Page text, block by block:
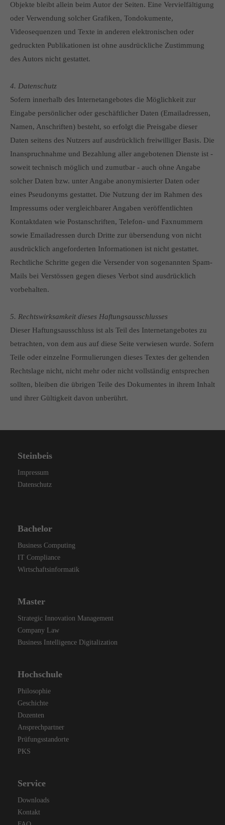
Objekte bleibt allein beim Autor der Seiten. Eine Vervielfältigung
oder Verwendung solcher Grafiken, Tondokumente,
Videosequenzen und Texte in anderen elektronischen oder
gedruckten Publikationen ist ohne ausdrückliche Zustimmung
des Autors nicht gestattet.
4. Datenschutz
Sofern innerhalb des Internetangebotes die Möglichkeit zur
Eingabe persönlicher oder geschäftlicher Daten (Emailadressen,
Namen, Anschriften) besteht, so erfolgt die Preisgabe dieser
Daten seitens des Nutzers auf ausdrücklich freiwilliger Basis. Die
Inanspruchnahme und Bezahlung aller angebotenen Dienste ist -
soweit technisch möglich und zumutbar - auch ohne Angabe
solcher Daten bzw. unter Angabe anonymisierter Daten oder
eines Pseudonyms gestattet. Die Nutzung der im Rahmen des
Impressums oder vergleichbarer Angaben veröffentlichten
Kontaktdaten wie Postanschriften, Telefon- und Faxnummern
sowie Emailadressen durch Dritte zur übersendung von nicht
ausdrücklich angeforderten Informationen ist nicht gestattet.
Rechtliche Schritte gegen die Versender von sogenannten Spam-
Mails bei Verstössen gegen dieses Verbot sind ausdrücklich
vorbehalten.
5. Rechtswirksamkeit dieses Haftungsausschlusses
Dieser Haftungsausschluss ist als Teil des Internetangebotes zu
betrachten, von dem aus auf diese Seite verwiesen wurde. Sofern
Teile oder einzelne Formulierungen dieses Textes der geltenden
Rechtslage nicht, nicht mehr oder nicht vollständig entsprechen
sollten, bleiben die übrigen Teile des Dokumentes in ihrem Inhalt
und ihrer Gültigkeit davon unberührt.
Steinbeis
Impressum
Datenschutz
Bachelor
Business Computing
IT Compliance
Wirtschaftsinformatik
Master
Strategic Innovation Management
Company Law
Business Intelligence Digitalization
Hochschule
Philosophie
Geschichte
Dozenten
Ansprechpartner
Prüfungsstandorte
PKS
Service
Downloads
Kontakt